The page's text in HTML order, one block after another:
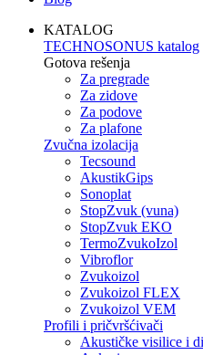
KATALOG
TECHNOSONUS katalog
Gotova rešenja
Za pregrade
Za zidove
Za podove
Za plafone
Zvučna izolacija
Tecsound
AkustikGips
Sonoplat
StopZvuk (vuna)
StopZvuk EKO
TermoZvukoIzol
Vibroflor
Zvukoizol
Zvukoizol FLEX
Zvukoizol VEM
Profili i pričvršćivači
Akustičke visilice i